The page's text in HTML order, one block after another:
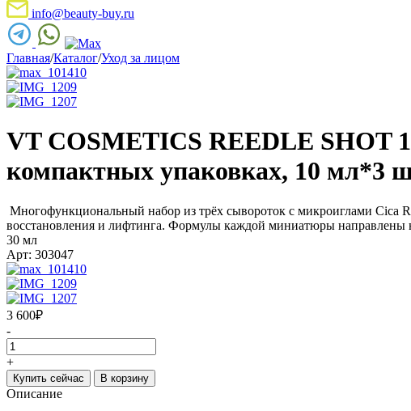
info@beauty-buy.ru
Главная/Каталог/Уход за лицом
VT COSMETICS REEDLE SHOT
компактных упаковках, 10 мл*3
Многофункциональный набор из трёх сывороток с микроиглами Cica
восстановления и лифтинга. Формулы каждой миниатюры направлены
30 мл
Арт: 303047
3 600₽
-
+
Купить сейчас В корзину
Описание